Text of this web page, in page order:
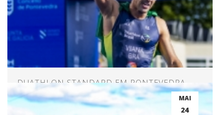
DUATHLON STANDARD EM PONTEVEDRA -
ESPANHA
MAI
24